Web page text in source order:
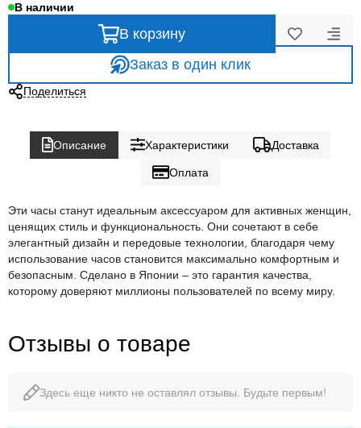
В наличии
В корзину
Заказ в один клик
Поделиться
Описание Характеристики Доставка
Оплата
Эти часы станут идеальным аксессуаром для активных женщин,
ценящих стиль и функциональность. Они сочетают в себе
элегантный дизайн и передовые технологии, благодаря чему
использование часов становится максимально комфортным и
безопасным. Сделано в Японии – это гарантия качества,
которому доверяют миллионы пользователей по всему миру.
Отзывы о товаре
Здесь еще никто не оставлял отзывы. Будьте первым!